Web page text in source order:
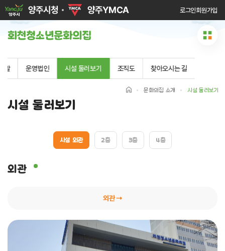
로그인회원가입
말 운영법인 시설 둘러보기 조직도 찾아오시는 길
시설 둘러보기
문화의집 소개 시설 둘러보기
시설 외관 2층 3층 4층
외관
외관